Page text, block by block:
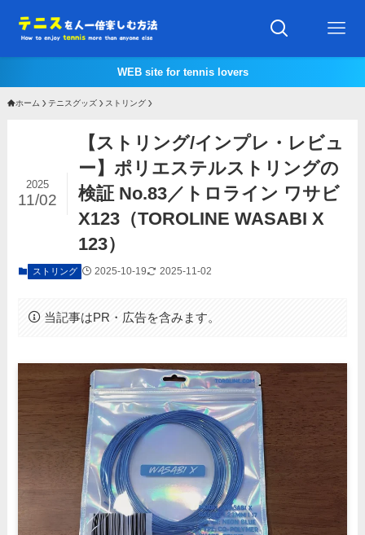
WEB site for tennis lovers
ホーム テニスグッズ ストリング
【ストリング/インプレ・レビュ
ー】ポリエステルストリングの
検証 No.83／トロライン ワサビ
X123（TOROLINE WASABI X
123）
2025
11/02
ストリング 2025-10-19 2025-11-02
当記事はPR・広告を含みます。